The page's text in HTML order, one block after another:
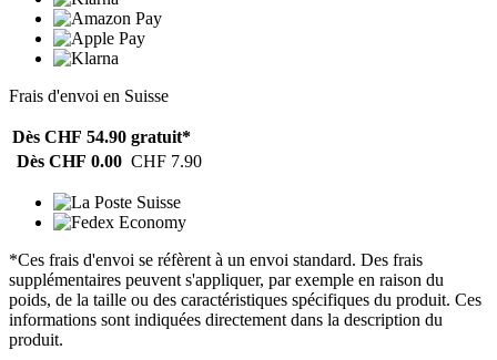
Frais d'envoi en Suisse
Dès CHF 54.90 gratuit*
Dès CHF 0.00 CHF 7.90
*Ces frais d'envoi se réfèrent à un envoi standard. Des frais
supplémentaires peuvent s'appliquer, par exemple en raison du
poids, de la taille ou des caractéristiques spécifiques du produit. Ces
informations sont indiquées directement dans la description du
produit.